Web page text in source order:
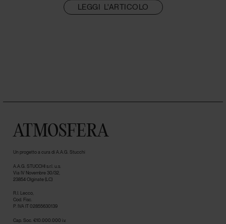
LEGGI L'ARTICOLO
ATMOSFERA
Un progetto a cura di A.A.G. Stucchi
A.A.G. STUCCHI s.r.l. u.s.
Via IV Novembre 30/32,
23854 Olginate (LC)
R.I. Lecco,
Cod. Fisc.
P. IVA IT 02855630139
Cap. Soc. €10.000.000 i.v.